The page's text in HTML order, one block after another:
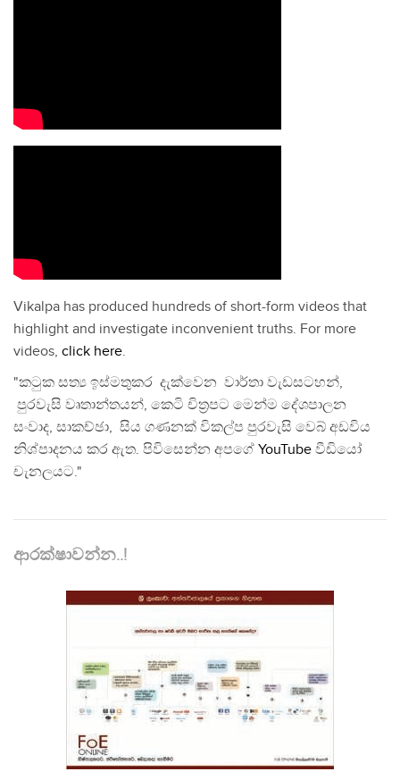
Vikalpa has produced hundreds of short-form videos that
highlight and investigate inconvenient truths. For more
videos, click here.
"කටුක සත්‍ය ඉස්මතුකර දැක්වෙන වාර්තා වැඩසටහන්,
පුරවැසි වෘතාන්තයන්, කෙටි චිත්‍රපට මෙන්ම දේශපාලන
සංවාද, සාකච්ඡා, සිය ගණනක් විකල්ප පුරවැසි වෙබ් අඩවිය
නිශ්පාදනය කර ඇත. පිවිසෙන්න අපගේ YouTube වීඩියෝ
චැනලයට."
ආරක්ෂාවන්න..!